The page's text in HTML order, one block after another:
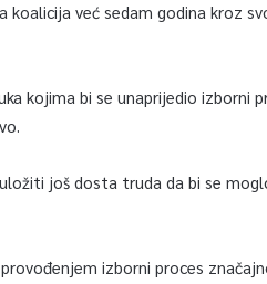
koalicija već sedam godina kroz
kojima bi se unaprijedio izborni
još dosta truda da bi se
izborni proces